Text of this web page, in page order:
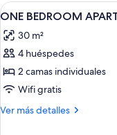
Abrir
todas
las
fotos
de
ONE
BEDROOM
6
ONE BEDROOM
30 m²
4 huéspedes
2 camas individuales
Wifi gratis
Ver más detalles
Más